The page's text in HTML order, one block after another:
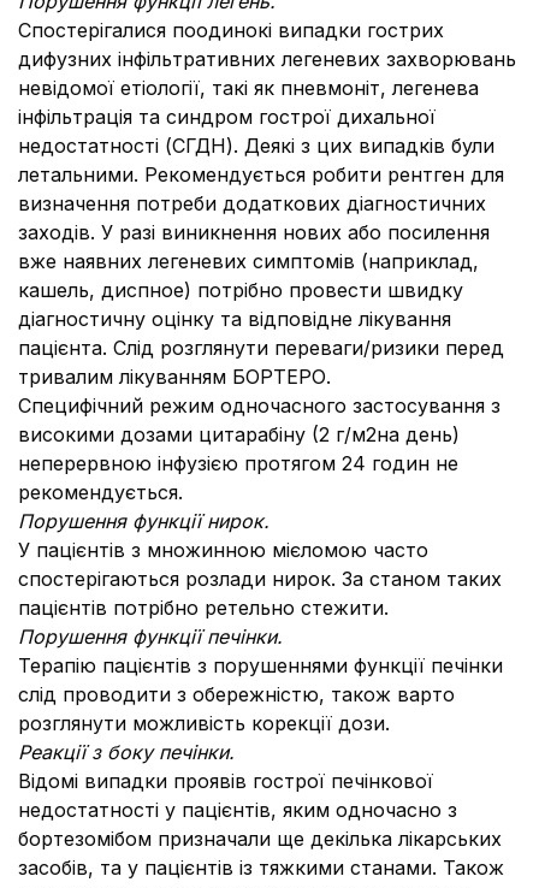
Спостерігалися поодинокі випадки гострих
дифузних інфільтративних легеневих захворювань
невідомої етіології, такі як пневмоніт, легенева
інфільтрація та синдром гострої дихальної
недостатності (СГДН). Деякі з цих випадків були
летальними. Рекомендується робити рентген для
визначення потреби додаткових діагностичних
заходів. У разі виникнення нових або посилення
вже наявних легеневих симптомів (наприклад,
кашель, диспное) потрібно провести швидку
діагностичну оцінку та відповідне лікування
пацієнта. Слід розглянути переваги/ризики перед
тривалим лікуванням БОРТЕРО.
Специфічний режим одночасного застосування з
високими дозами цитарабіну (2 г/м2на день)
неперервною інфузією протягом 24 годин не
рекомендується.
Порушення функції нирок.
У пацієнтів з множинною мієломою часто
спостерігаються розлади нирок. За станом таких
пацієнтів потрібно ретельно стежити.
Порушення функції печінки.
Терапію пацієнтів з порушеннями функції печінки
слід проводити з обережністю, також варто
розглянути можливість корекції дози.
Реакції з боку печінки.
Відомі випадки проявів гострої печінкової
недостатності у пацієнтів, яким одночасно з
бортезомібом призначали ще декілька лікарських
засобів, та у пацієнтів із тяжкими станами. Також